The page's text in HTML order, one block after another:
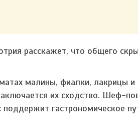
расскажет, что общего
малины, фиалки, лакрицы
их сходство. Шеф-
гастрономическое